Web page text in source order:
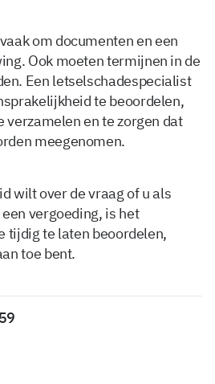
om documenten en een
Ook moeten termijnen in de
Een letselschadespecialist
te beoordelen,
en te zorgen dat
meegenomen.
wilt over de vraag of u als
vergoeding, is het
tijdig te laten beoordelen,
toe bent.